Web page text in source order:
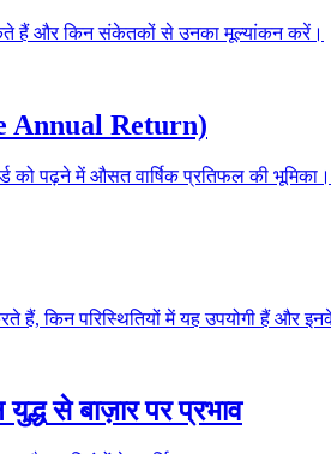
हैं और किन संकेतकों से उनका मूल्यांकन करें।
Annual Return)
को पढ़ने में औसत वार्षिक प्रतिफल की भूमिका।
किन परिस्थितियों में यह उपयोगी हैं और
से बाज़ार पर प्रभाव